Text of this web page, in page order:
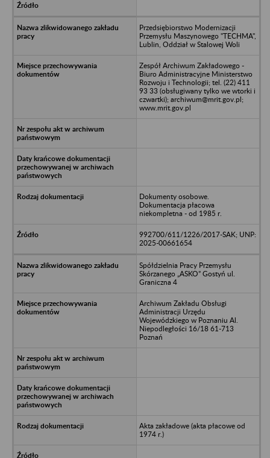
Przedsiębiorstwo Modernizacji
Przemysłu Maszynowego "TECHMA",
Lublin, Oddział w Stalowej Woli
Zespół Archiwum Zakładowego -
Biuro Administracyjne Ministerstwo
Rozwoju i Technologii; tel. (22) 411
93 33 (obsługiwany tylko we wtorki i
czwartki); archiwum@mrit.gov.pl;
www.mrit.gov.pl
Dokumenty osobowe.
Dokumentacja płacowa
niekompletna - od 1985 r.
992700/611/1226/2017-SAK; UNP:
2025-00661654
Spółdzielnia Pracy Przemysłu
Skórzanego „ASKO” Gostyń ul.
Graniczna 4
Archiwum Zakładu Obsługi
Administracji Urzędu
Wojewódzkiego w Poznaniu Al.
Niepodległości 16/18 61-713
Poznań
Akta zakładowe (akta płacowe od
1974 r.)